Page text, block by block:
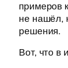
примеров
не нашёл,
решения.
Вот, что в